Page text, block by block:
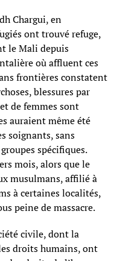
Chargui, en
ont trouvé refuge,
le Mali depuis
où affluent ces
frontières constatent
blessures par
de femmes sont
auraient même été
soignants, sans
spécifiques.
mois, alors que le
musulmans, affilié à
à certaines localités,
peine de massacre.
civile, dont la
droits humains, ont